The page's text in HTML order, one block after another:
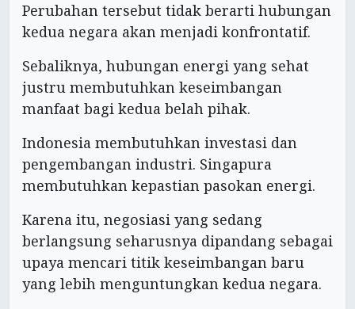
Perubahan tersebut tidak berarti hubungan
kedua negara akan menjadi konfrontatif.
Sebaliknya, hubungan energi yang sehat
justru membutuhkan keseimbangan
manfaat bagi kedua belah pihak.
Indonesia membutuhkan investasi dan
pengembangan industri. Singapura
membutuhkan kepastian pasokan energi.
Karena itu, negosiasi yang sedang
berlangsung seharusnya dipandang sebagai
upaya mencari titik keseimbangan baru
yang lebih menguntungkan kedua negara.